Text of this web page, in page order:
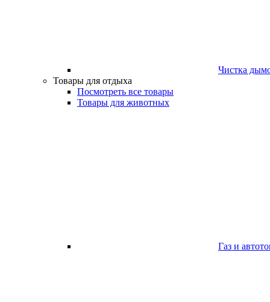
Чистка
Товары для отдыха
Посмотреть все товары
Товары для животных
Газ и